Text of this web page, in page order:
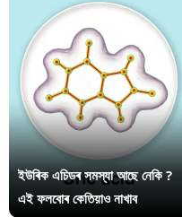
ইউৰিক এচিডৰ সমস্যা আছে নেকি ?
এই ফলবোৰ কেতিয়াও নাখাব